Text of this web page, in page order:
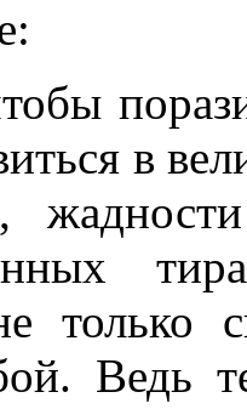
в
только
Ведь